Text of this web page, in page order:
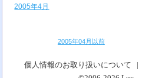
2005年4月
2005年04月以前
個人情報のお取り扱いについて